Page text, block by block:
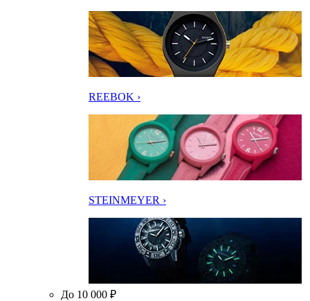
REEBOK ›
STEINMEYER ›
До 10 000 ₽